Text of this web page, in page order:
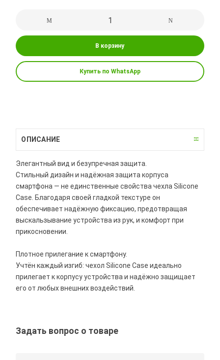
В корзину
Купить по WhatsApp
ОПИСАНИЕ
Элегантный вид и безупречная защита.
Стильный дизайн и надёжная защита корпуса
смартфона — не единственные свойства чехла Silicone
Case. Благодаря своей гладкой текстуре он
обеспечивает надёжную фиксацию, предотвращая
выскальзывание устройства из рук, и комфорт при
прикосновении.
Плотное прилегание к смартфону.
Учтён каждый изгиб: чехол Silicone Case идеально
прилегает к корпусу устройства и надёжно защищает
его от любых внешних воздействий.
Задать вопрос о товаре